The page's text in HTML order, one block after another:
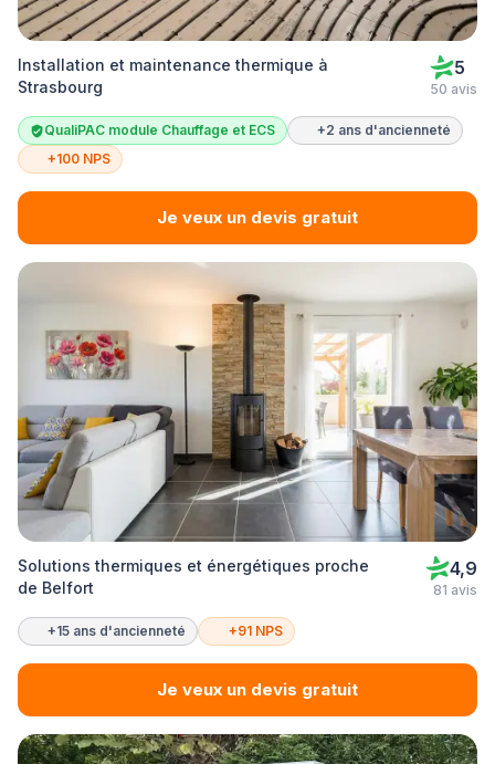
Installation et maintenance thermique à
Strasbourg
5
50 avis
QualiPAC module Chauffage et ECS
+2 ans d'ancienneté
+100 NPS
Je veux un devis gratuit
Solutions thermiques et énergétiques proche
de Belfort
4,9
81 avis
+15 ans d'ancienneté +91 NPS
Je veux un devis gratuit